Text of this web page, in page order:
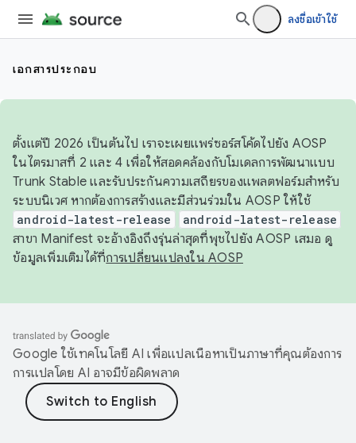
ลงชื่อเข้าใช้
เอกสารประกอบ
ตั้งแต่ปี 2026 เป็นต้นไป เราจะเผยแพร่ซอร์สโค้ดไปยัง AOSP
ในไตรมาสที่ 2 และ 4 เพื่อให้สอดคล้องกับโมเดลการพัฒนาแบบ
Trunk Stable และรับประกันความเสถียรของแพลตฟอร์มสำหรับ
ระบบนิเวศ หากต้องการสร้างและมีส่วนร่วมใน AOSP ให้ใช้
android-latest-release android-latest-release
สาขา Manifest จะอ้างอิงถึงรุ่นล่าสุดที่พุชไปยัง AOSP เสมอ ดู
ข้อมูลเพิ่มเติมได้ที่การเปลี่ยนแปลงใน AOSP
Google ใช้เทคโนโลยี AI เพื่อแปลเนื้อหาเป็นภาษาที่คุณต้องการ
การแปลโดย AI อาจมีข้อผิดพลาด